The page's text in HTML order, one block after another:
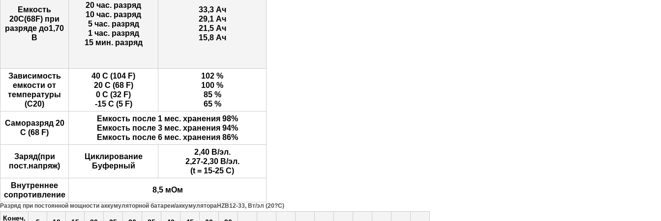
Емкость
20С(68F) при
разряде до1,70
В
20 час. разряд
10 час. разряд
5 час. разряд
1 час. разряд
15 мин. разряд
33,3 Ач
29,1 Ач
21,5 Ач
15,8 Ач
Зависимость
емкости от
температуры
(С20)
40 С (104 F)
20 C (68 F)
0 C (32 F)
-15 C (5 F)
102 %
100 %
85 %
65 %
Саморазряд 20
С (68 F)
Емкость после 1 мес. хранения 98%
Емкость после 3 мес. хранения 94%
Емкость после 6 мес. хранения 86%
Заряд(при
пост.напряж)
Циклирование
Буферный
2,40 В/эл.
2,27-2,30 В/эл.
(t = 15-25 С)
Внутреннее
сопротивление
8,5 мОм
Разряд при постоянной мощности аккумуляторной батареи/аккумулятораHZB12-33, Вт/эл (20?С)
Конеч.